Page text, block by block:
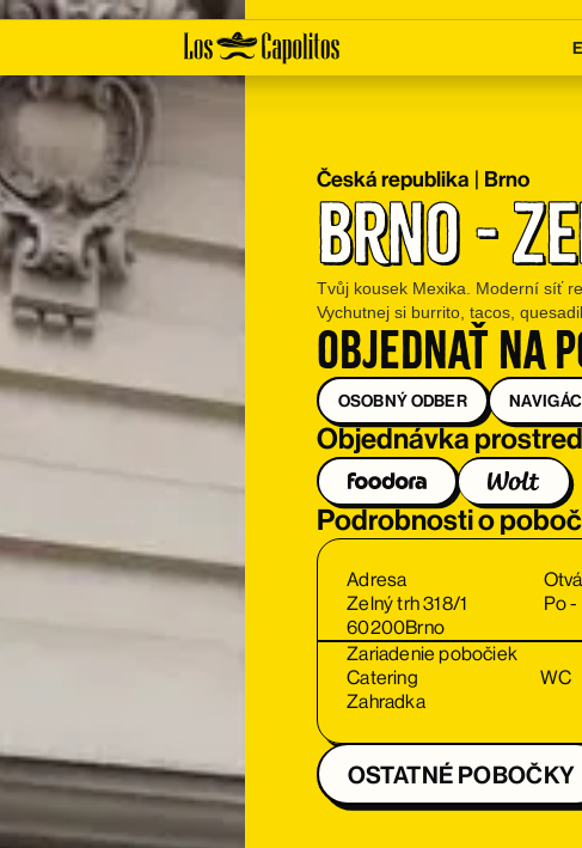
Česká republika | Brno
Brno -
Tvůj kousek Mexika. Moderní síť
Vychutnej si burrito, tacos,
Objednať na
OSOBNÝ ODBER
Objednávka
Podrobnosti o
Adresa
Zelný trh 318/1
60200Brno
Po
Zariadenie pobočiek
Catering
WC
Zahradka
OSTATNÉ POBOČKY